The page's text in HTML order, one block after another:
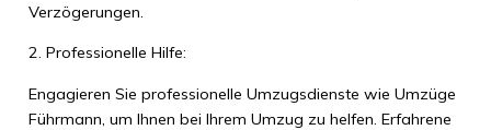
Verzögerungen.
2. Professionelle Hilfe:
Engagieren Sie professionelle Umzugsdienste wie Umzüge
Führmann, um Ihnen bei Ihrem Umzug zu helfen. Erfahrene